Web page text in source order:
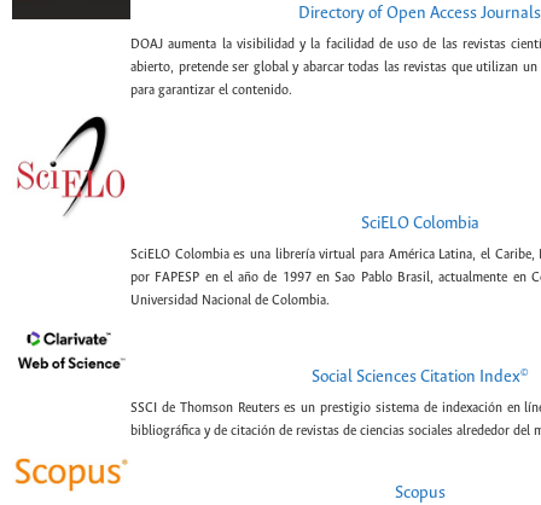
Directory of Open Access Journals
DOAJ aumenta la visibilidad y la facilidad de uso de las revistas
abierto, pretende ser global y abarcar todas las revistas que utilizan
para garantizar el contenido.
SciELO Colombia
SciELO Colombia es una librería virtual para América Latina, el Caribe,
por FAPESP en el año de 1997 en Sao Pablo Brasil, actualmente en
Universidad Nacional de Colombia.
Social Sciences Citation Index©
SSCI de Thomson Reuters es un prestigio sistema de indexación en
bibliográfica y de citación de revistas de ciencias sociales alrededor del
Scopus